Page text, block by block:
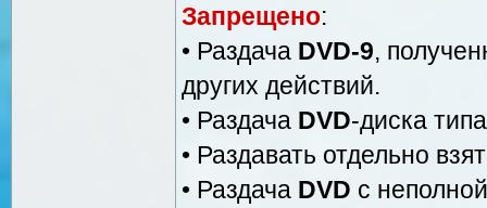
Запрещено:
• Раздача DVD-9,
других действий.
• Раздача DVD-диска
• Раздавать отдельно
• Раздача DVD с